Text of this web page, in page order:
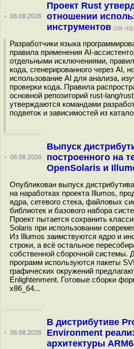
· 06.08.2026
Проект Rust
отношении
инструментов (158 +15)
Разработчики языка
правила применения AI-
отдельными исключениями,
кода, сгенерированного через AI,
использование AI для анализа,
проверки кода. Правила
основной репозиторий rust-lang/
утверждаются командами
подветок и зависимостей из
· 06.08.2026
Выпуск
построенного на
OpenSolaris и
Опубликован выпуск
на наработках проекта Illumos,
ядра, сетевого стека, файловых
библиотек и базового набора
Проект пытается сохранить
Solaris при использовании
Из Illumos заимствуются ядро и
строки, а всё остальное
собственной сборочной системы.
программ используются пакеты
графических окружений
Enlightenment. Готовые сборки
x86_64...
· 06.08.2026
В дистрибутиве
Environment
архитектуры